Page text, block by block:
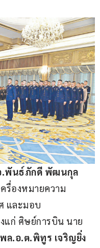
.พันธ์ภักดี พัฒนกุล
รื่องหมายความ
และมอบ
แก่ ศิษย์การบิน นาย
พล.อ.ต.พิทูร เจริญยิ่ง